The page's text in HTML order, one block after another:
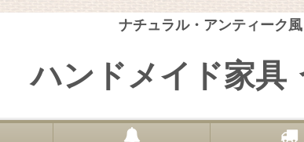
ナチュラル・アンティーク風
ハンドメイド家具